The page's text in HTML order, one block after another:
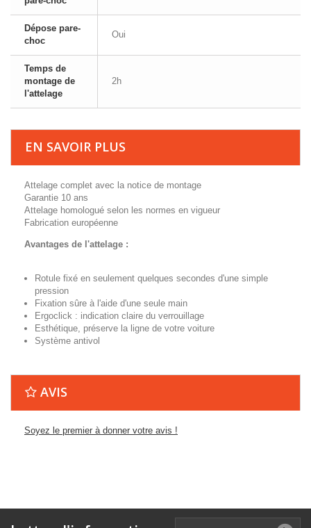
Dépose pare-
choc
Oui
Temps de
montage de
l'attelage
2h
EN SAVOIR PLUS
Attelage complet avec la notice de montage
Garantie 10 ans
Attelage homologué selon les normes en vigueur
Fabrication européenne
Avantages de l'attelage :
Rotule fixé en seulement quelques secondes d'une simple
pression
Fixation sûre à l'aide d'une seule main
Ergoclick : indication claire du verrouillage
Esthétique, préserve la ligne de votre voiture
Système antivol
AVIS
Soyez le premier à donner votre avis !